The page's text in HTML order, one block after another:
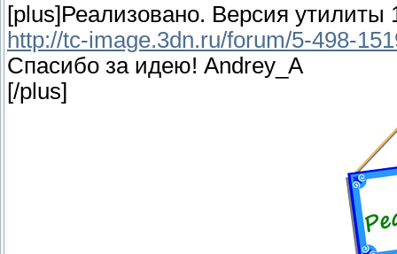
[plus]Реализовано. Версия утилиты
http://tc-image.3dn.ru/forum/5-498-
Спасибо за идею! Andrey_A
[/plus]